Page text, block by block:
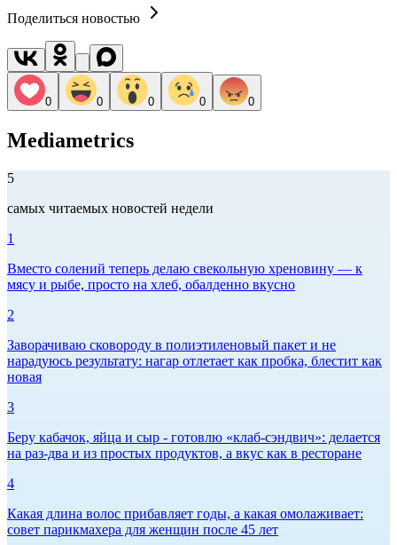
Поделиться новостью
0 0 0 0 0
Mediametrics
5
самых читаемых новостей недели
1
Вместо солений теперь делаю свекольную хреновину — к
мясу и рыбе, просто на хлеб, обалденно вкусно
2
Заворачиваю сковороду в полиэтиленовый пакет и не
нарадуюсь результату: нагар отлетает как пробка, блестит как
новая
3
Беру кабачок, яйца и сыр - готовлю «клаб-сэндвич»: делается
на раз-два и из простых продуктов, а вкус как в ресторане
4
Какая длина волос прибавляет годы, а какая омолаживает:
совет парикмахера для женщин после 45 лет